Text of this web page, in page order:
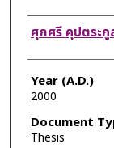
Author
ศุภศรี คุปตระกู
Year (A.D.)
2000
Document
Thesis